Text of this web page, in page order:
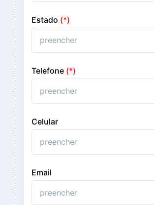
Estado (*)
Telefone (*)
Celular
Email